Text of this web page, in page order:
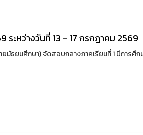
ระหว่างวันที่ 13 - 17 กรกฎาคม 2569
มัธยมศึกษา) จัดสอบกลางภาคเรียนที่ 1 ปีการศึก